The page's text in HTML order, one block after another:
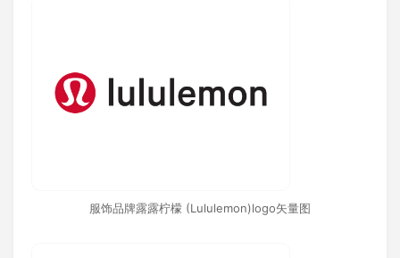
服饰品牌露露柠檬 (Lululemon)logo矢量图